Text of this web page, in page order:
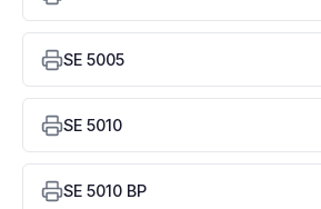
SE 5005
SE 5010
SE 5010 BP